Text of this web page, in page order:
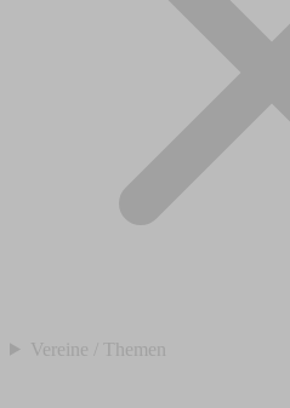
Vereine / Themen